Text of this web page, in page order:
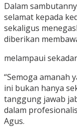
Dalam
selamat kepada
sekaligus
diberikan
melampaui
“Semoga amanah
ini bukan hanya
tanggung jawab
dalam
Agus.